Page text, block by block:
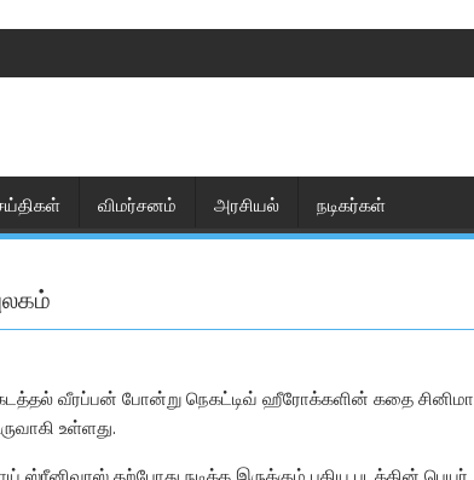
விமர்சனம் அரசியல் நடிகர்கள்
வீரப்பன் போன்று நெகட்டிவ் ஹீரோக்களின் கதை சினிமா
உள்ளது.
தற்போது நடிக்க இருக்கும் புதிய படத்தின் பெயர்